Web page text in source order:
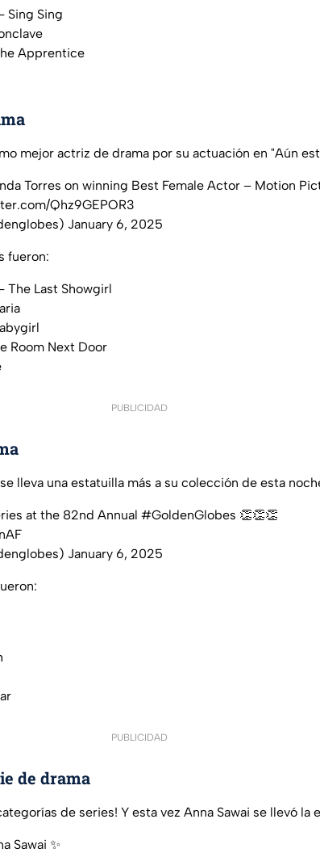
Sing Sing
Apprentice
mejor actriz de drama por su actuación en "Aún
Torres on winning Best Female Actor – Motion
Qhz9GEPOR3
January 6, 2025
fueron:
The Last Showgirl
Room Next Door
PUBLICIDAD
lleva una estatuilla más a su colección de esta
at the 82nd Annual #GoldenGlobes 👏👏👏
January 6, 2025
PUBLICIDAD
de drama
de series! Y esta vez Anna Sawai se llevó la
Sawai ✨